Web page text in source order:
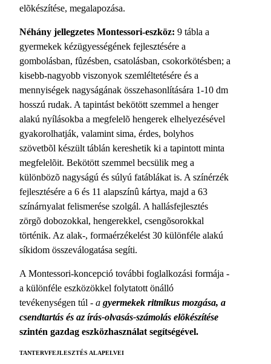
elõkészítése, megalapozása.
Néhány jellegzetes Montessori-eszköz: 9 tábla a
gyermekek kézügyességének fejlesztésére a
gombolásban, fûzésben, csatolásban, csokorkötésben; a
kisebb-nagyobb viszonyok szemléltetésére és a
mennyiségek nagyságának összehasonlítására 1-10 dm
hosszú rudak. A tapintást bekötött szemmel a henger
alakú nyílásokba a megfelelõ hengerek elhelyezésével
gyakorolhatják, valamint sima, érdes, bolyhos
szövetbõl készült táblán kereshetik ki a tapintott minta
megfelelõit. Bekötött szemmel becsülik meg a
különbözõ nagyságú és súlyú fatáblákat is. A színérzék
fejlesztésére a 6 és 11 alapszínû kártya, majd a 63
színárnyalat felismerése szolgál. A hallásfejlesztés
zörgõ dobozokkal, hengerekkel, csengõsorokkal
történik. Az alak-, formaérzékelést 30 különféle alakú
síkidom összeválogatása segíti.
A Montessori-koncepció további foglalkozási formája -
a különféle eszközökkel folytatott önálló
tevékenységen túl - a gyermekek ritmikus mozgása, a
csendtartás és az írás-olvasás-számolás elõkészítése
szintén gazdag eszközhasználat segítségével.
TANTERVFEJLESZTÉS ALAPELVEI